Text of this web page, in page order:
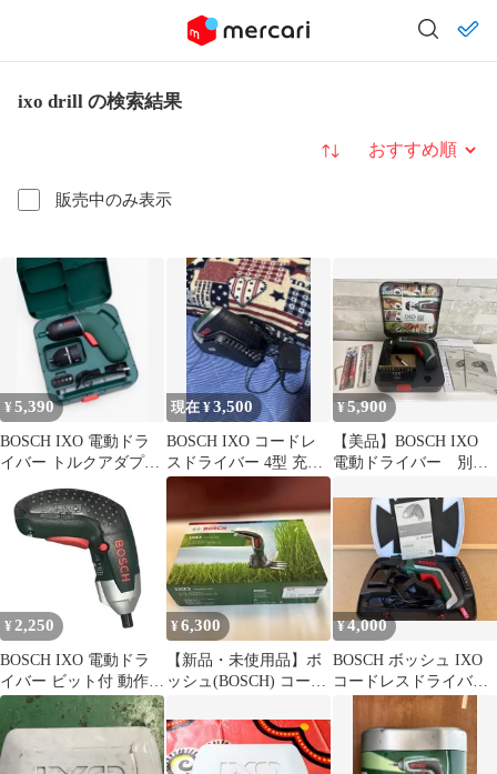
ixo drill の検索結果
販売中のみ表示
並び替え
¥5,390
BOSCH IXO 電動ドラ
イバー トルクアダプタ
ー付 ボッシュ 工具
現在 ¥3,500
BOSCH IXO コードレ
スドライバー 4型 充電
器セット
¥5,900
【美品】BOSCH IXO
電動ドライバー 別売
¥ 2,250
BOSCH IXO 電動ドラ
イバー ビット付 動作確
認済
¥6,300
【新品・未使用品】ボ
ッシュ(BOSCH) コード
IXO5
¥4,000
BOSCH ボッシュ IXO
コードレスドライバ
ー 動作品